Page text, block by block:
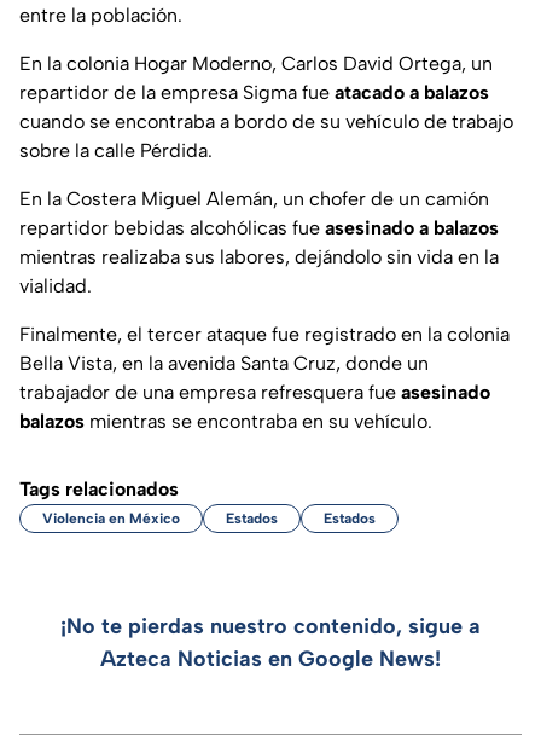
entre la población.
En la colonia Hogar Moderno, Carlos David Ortega, un
repartidor de la empresa Sigma fue atacado a balazos
cuando se encontraba a bordo de su vehículo de trabajo
sobre la calle Pérdida.
En la Costera Miguel Alemán, un chofer de un camión
repartidor bebidas alcohólicas fue asesinado a balazos
mientras realizaba sus labores, dejándolo sin vida en la
vialidad.
Finalmente, el tercer ataque fue registrado en la colonia
Bella Vista, en la avenida Santa Cruz, donde un
trabajador de una empresa refresquera fue asesinado
balazos mientras se encontraba en su vehículo.
Tags relacionados
Violencia en México Estados Estados
¡No te pierdas nuestro contenido, sigue a
Azteca Noticias en Google News!